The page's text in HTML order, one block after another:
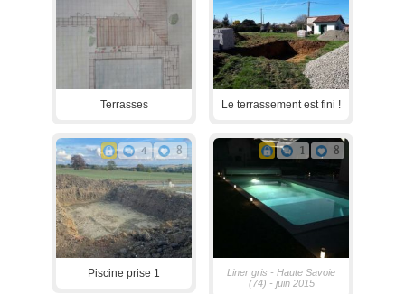
Terrasses Le terrassement est fini !
4 8
Piscine prise 1
1 8
Liner gris - Haute Savoie
(74) - juin 2015